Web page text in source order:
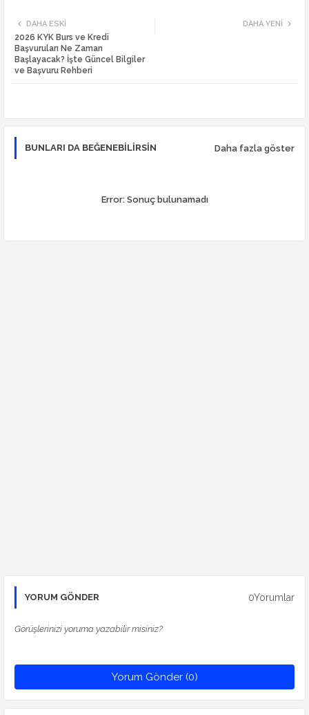
DAHA YENI
DAHA ESKI
2026 KYK Burs ve Kredi
Başvuruları Ne Zaman
Başlayacak? İşte Güncel Bilgiler
ve Başvuru Rehberi
BUNLARI DA BEĞENEBILIRSIN Daha fazla göster
Error:Sonuç bulunamadı
YORUM GÖNDER 0Yorumlar
Görüşlerinizi yoruma yazabilir misiniz?
Yorum Gönder (0)